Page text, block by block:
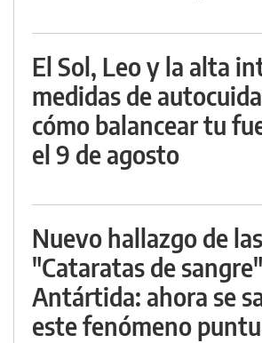
El Sol, Leo y la alta
medidas de
cómo balancear tu
el 9 de agosto
Nuevo hallazgo de las
"Cataratas de
Antártida: ahora se
este fenómeno